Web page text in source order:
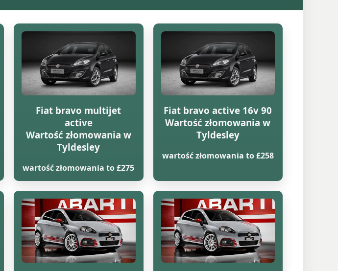
Fiat bravo multijet
active
Wartość złomowania w
Tyldesley
wartość złomowania to £275
Fiat bravo active 16v 90
Wartość złomowania w
Tyldesley
wartość złomowania to £258